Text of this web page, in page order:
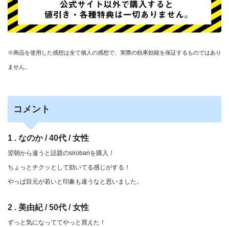
※商品を使用した感想は全て個人の感想で、実際の効果効能を保証するものではあり
ません。
コメント
1 . なのか / 40代 / 女性
翌朝から違うと話題のsirobariを購入！
ちょっとチクッとして効いてる感じがする！
やっぱ目元が若いと印象も違うなと思いました。
2 . 美由紀 / 50代 / 女性
ずっと気になっててやっと買えた！